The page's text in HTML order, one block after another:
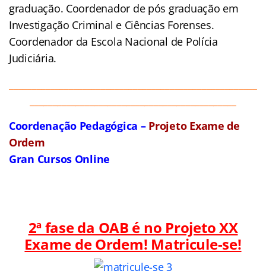
graduação. Coordenador de pós graduação em
Investigação Criminal e Ciências Forenses.
Coordenador da Escola Nacional de Polícia
Judiciária.
Coordenação Pedagógica – Projeto Exame de
Ordem
Gran Cursos Online
2ª fase da OAB é no Projeto XX
Exame de Ordem! Matricule-se!